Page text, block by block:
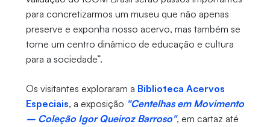
para concretizarmos um museu que não apenas
preserve e exponha nosso acervo, mas também se
torne um centro dinâmico de educação e cultura
para a sociedade”.
Os visitantes exploraram a Biblioteca Acervos
Especiais, a exposição "Centelhas em Movimento
– Coleção Igor Queiroz Barroso", em cartaz até